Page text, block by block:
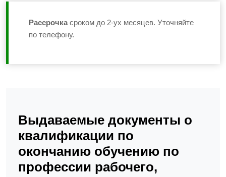
Рассрочка сроком до 2-ух месяцев. Уточняйте
по телефону.
Выдаваемые документы о
квалификации по
окончанию обучению по
профессии рабочего,